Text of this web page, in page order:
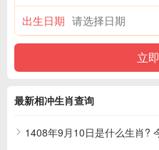
出生日期
最新相冲生肖查询
1408年9月10日是什么生肖?